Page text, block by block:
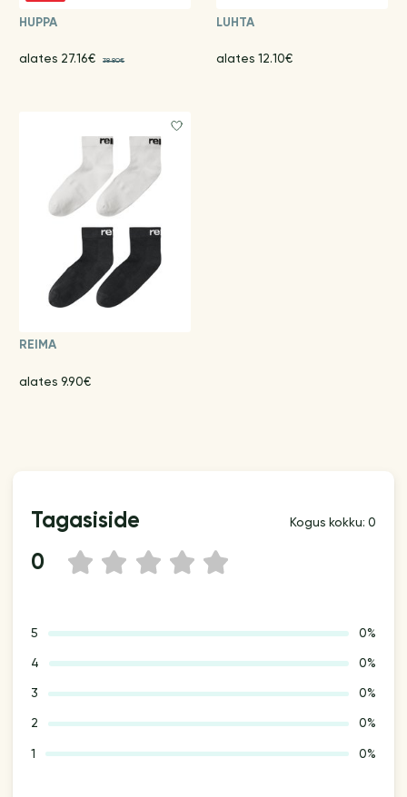
HUPPA
alates 27.16€ 38.80€
LUHTA
alates 12.10€
REIMA
alates 9.90€
Tagasiside Kogus kokku: 0
0 5
4
3
2
1
5 0%
4 0%
3 0%
2 0%
1 0%